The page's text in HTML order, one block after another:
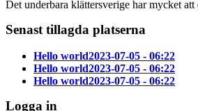
Det underbara klättersverige har mycket
Senast tillagda platserna
Hello world2023-07-05 - 06:22
Hello world2023-07-05 - 06:22
Hello world2023-07-05 - 06:22
Logga in